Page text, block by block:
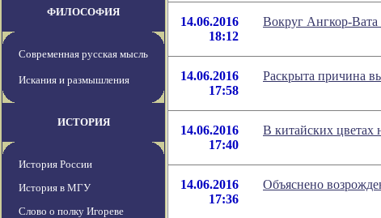
ФИЛОСОФИЯ
Современная русская мысль
Искания и размышления
ИСТОРИЯ
История России
История в МГУ
Слово о полку Игореве
14.06.2016
18:12
Вокруг Ангкор-Вата
14.06.2016
17:58
Раскрыта причина
14.06.2016
17:40
В китайских цветах
14.06.2016
17:36
Объяснено